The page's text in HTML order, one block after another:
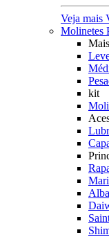
Veja mais
Molinetes
kit